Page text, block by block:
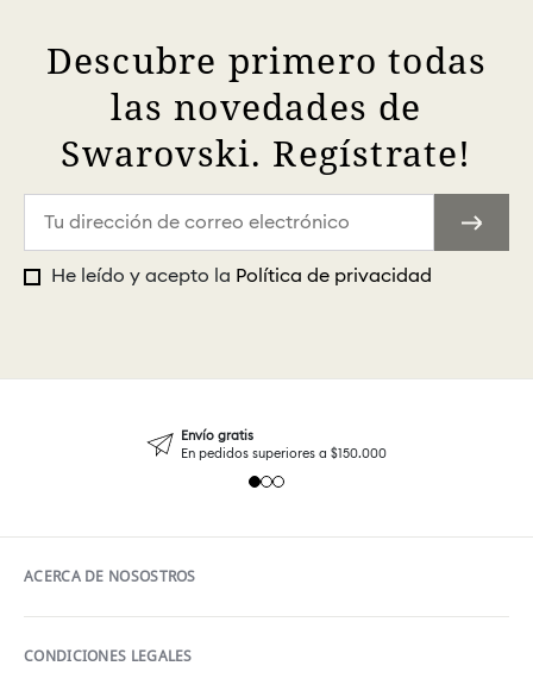
Descubre primero todas
las novedades de
Swarovski. Regístrate!
He leído y acepto la Política de privacidad
Envío gratis
En pedidos superiores a $150.000
ACERCA DE NOSOSTROS
CONDICIONES LEGALES